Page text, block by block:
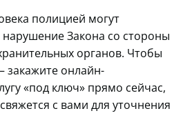
полицией могут
нарушение Закона со стороны
органов. Чтобы
закажите онлайн-
«под ключ» прямо сейчас,
с вами для уточнения